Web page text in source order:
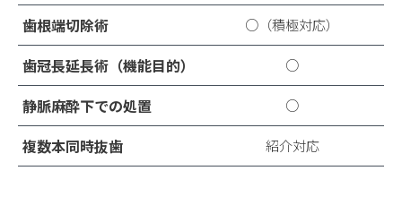
歯根端切除術 ○（積極対応）
歯冠長延長術（機能目的） ○
静脈麻酔下での処置 ○
複数本同時抜歯 紹介対応